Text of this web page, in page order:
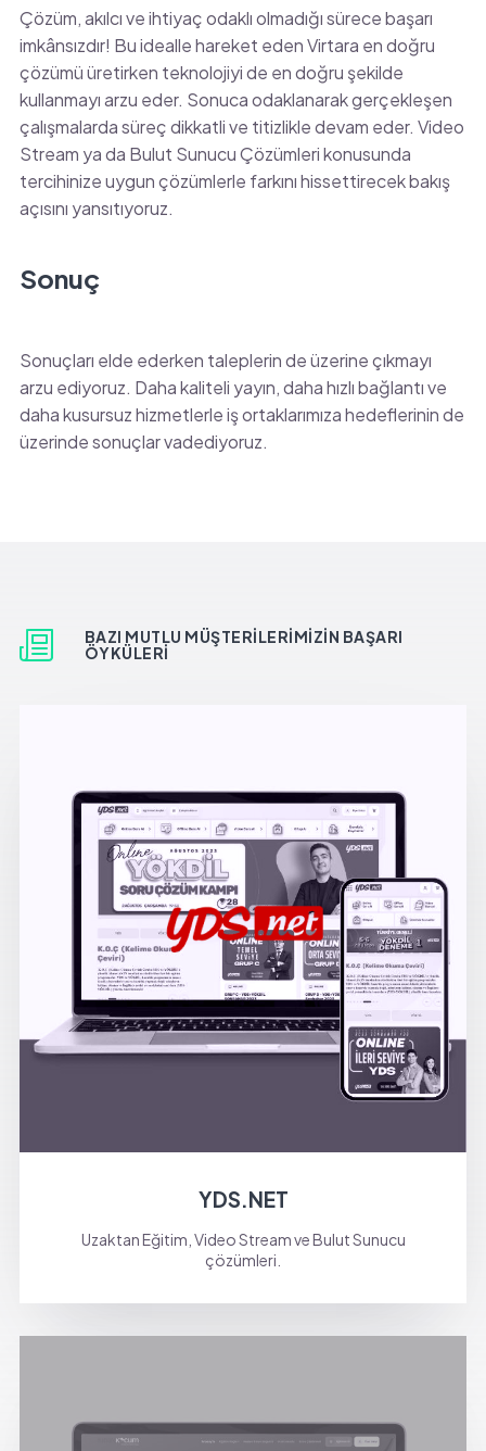
Çözüm, akılcı ve ihtiyaç odaklı olmadığı sürece başarı
imkânsızdır! Bu idealle hareket eden Virtara en doğru
çözümü üretirken teknolojiyi de en doğru şekilde
kullanmayı arzu eder. Sonuca odaklanarak gerçekleşen
çalışmalarda süreç dikkatli ve titizlikle devam eder. Video
Stream ya da Bulut Sunucu Çözümleri konusunda
tercihinize uygun çözümlerle farkını hissettirecek bakış
açısını yansıtıyoruz.
Sonuç
Sonuçları elde ederken taleplerin de üzerine çıkmayı
arzu ediyoruz. Daha kaliteli yayın, daha hızlı bağlantı ve
daha kusursuz hizmetlerle iş ortaklarımıza hedeflerinin de
üzerinde sonuçlar vadediyoruz.
BAZI MUTLU MÜŞTERILERIMIZIN BAŞARI
ÖYKÜLERI
YDS.NET
Uzaktan Eğitim, Video Stream ve Bulut Sunucu
çözümleri.